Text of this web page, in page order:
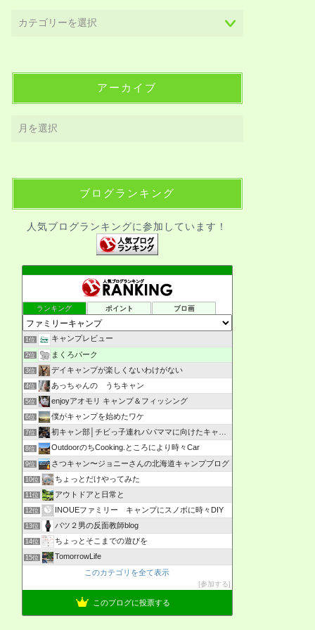
アーカイブ
ブログランキング
人気ブログランキングに参加しています！
ランキング ポイント ブロ画
1位 キャンプレビュー
2位 まくろパーク
3位 デイキャンプが楽しくないわけがない
4位 あっちゃんの うちキャン
5位 enjoyアオモリ キャンプ＆フィッシング
6位 僕がキャンプを始めたワケ
7位 初キャン部│チビっ子連れパパママに向けたキャンプ情報の発信
8位 OutdoorのちCooking.ところにより時々Car
9位 さつキャン〜ジョニーさんの北海道キャンプブログ
10位 ちょっとだけやってみた
11位 アウトドアと日常と
12位 INOUEファミリー キャンプにスノボに時々DIY
13位 バツ２男の反面教師blog
14位 ちょっとそこまでの遊びを
15位
TomorrowLife
このカテゴリを全て表示
参加する
このブログに投票する